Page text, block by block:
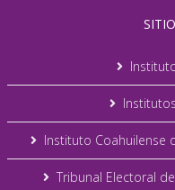
Instituto Coahuilense
Tribunal Electoral